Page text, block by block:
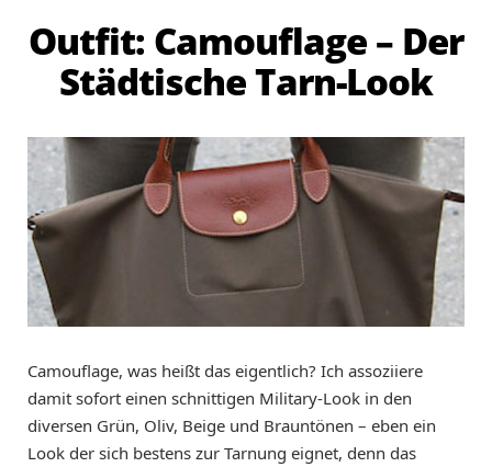
Outfit: Camouflage – Der
Städtische Tarn-Look
Camouflage, was heißt das eigentlich? Ich assoziiere
damit sofort einen schnittigen Military-Look in den
diversen Grün, Oliv, Beige und Brauntönen – eben ein
Look der sich bestens zur Tarnung eignet, denn das